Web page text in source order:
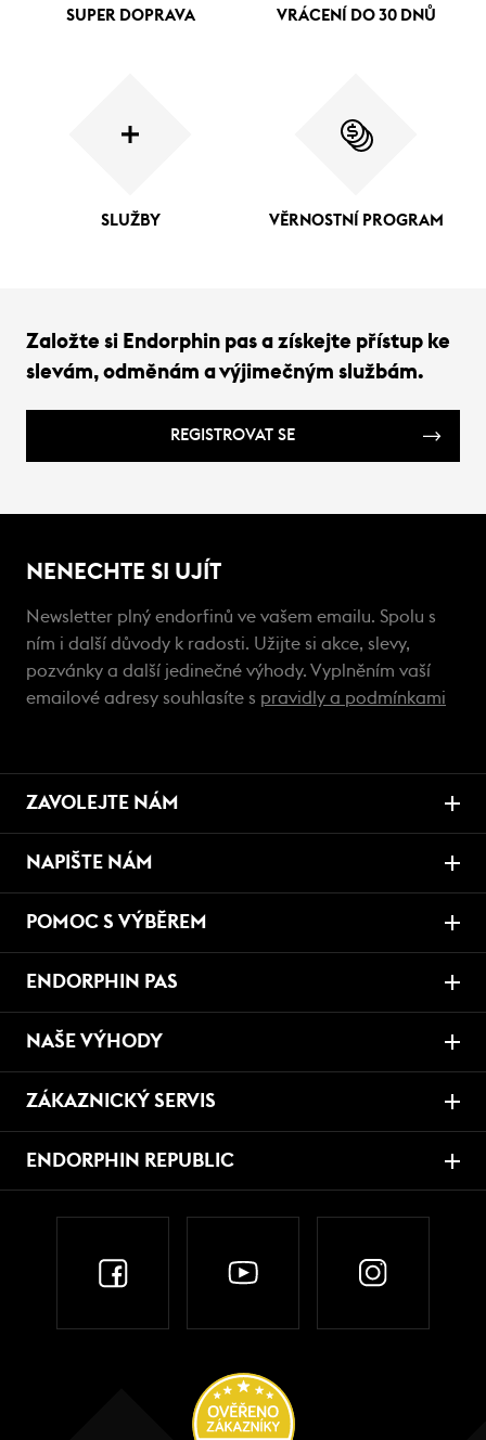
SUPER DOPRAVA VRÁCENÍ DO 30 DNŮ
SLUŽBY VĚRNOSTNÍ PROGRAM
Založte si Endorphin pas a získejte přístup ke
slevám, odměnám a výjimečným službám.
REGISTROVAT SE
NENECHTE SI UJÍT
Newsletter plný endorfinů ve vašem emailu. Spolu s
ním i další důvody k radosti. Užijte si akce, slevy,
pozvánky a další jedinečné výhody. Vyplněním vaší
emailové adresy souhlasíte s pravidly a podmínkami
ZAVOLEJTE NÁM
NAPIŠTE NÁM
POMOC S VÝBĚREM
ENDORPHIN PAS
NAŠE VÝHODY
ZÁKAZNICKÝ SERVIS
ENDORPHIN REPUBLIC